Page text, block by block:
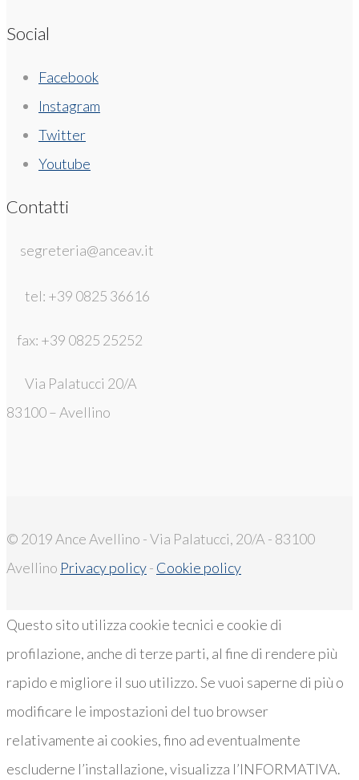
Social
Facebook
Instagram
Twitter
Youtube
Contatti
segreteria@anceav.it
tel: +39 0825 36616
fax: +39 0825 25252
Via Palatucci 20/A
83100 – Avellino
© 2019 Ance Avellino - Via Palatucci, 20/A - 83100
Avellino Privacy policy- Cookie policy
Questo sito utilizza cookie tecnici e cookie di
profilazione, anche di terze parti, al fine di rendere più
rapido e migliore il suo utilizzo. Se vuoi saperne di più o
modificare le impostazioni del tuo browser
relativamente ai cookies, fino ad eventualmente
escluderne l’installazione, visualizza l’INFORMATIVA.